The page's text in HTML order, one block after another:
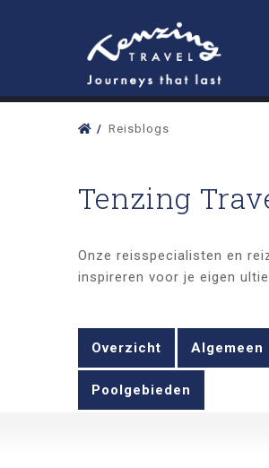
Reisblogs
Tenzing
Onze reisspecialisten en
inspireren voor je eigen
Overzicht Algemeen
Poolgebieden